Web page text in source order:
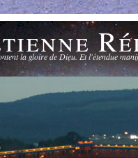
la gloire de Dieu. Et l'étendue